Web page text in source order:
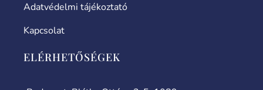
Adatvédelmi tájékoztató
Kapcsolat
ELÉRHETŐSÉGEK